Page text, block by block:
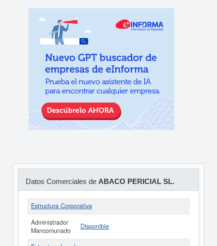
Datos Comerciales de ABACO PERICIAL SL.
Estructura Corporativa
Administrador
Mancomunado
Disponible